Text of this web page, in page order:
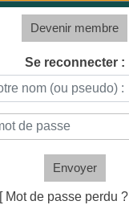
Devenir membre
Se reconnecter :
Envoyer
[ Mot de passe perdu ?